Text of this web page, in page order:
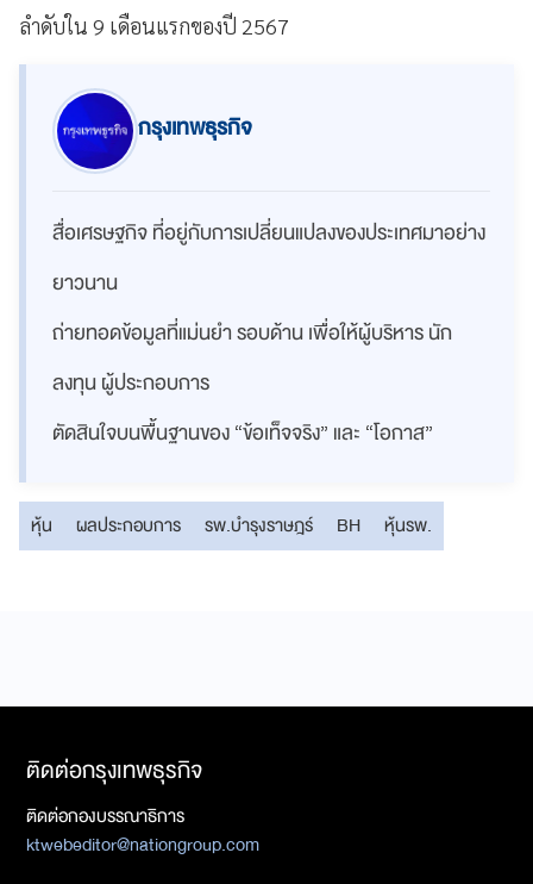
ลำดับใน 9 เดือนแรกของปี 2567
กรุงเทพธุรกิจ
สื่อเศรษฐกิจ ที่อยู่กับการเปลี่ยนแปลงของประเทศมาอย่าง
ยาวนาน
ถ่ายทอดข้อมูลที่แม่นยำ รอบด้าน เพื่อให้ผู้บริหาร นัก
ลงทุน ผู้ประกอบการ
ตัดสินใจบนพื้นฐานของ “ข้อเท็จจริง” และ “โอกาส”
หุ้น ผลประกอบการ รพ.บำรุงราษฎร์ BH หุ้นรพ.
ติดต่อกรุงเทพธุรกิจ
ติดต่อกองบรรณาธิการ
ktwebeditor@nationgroup.com